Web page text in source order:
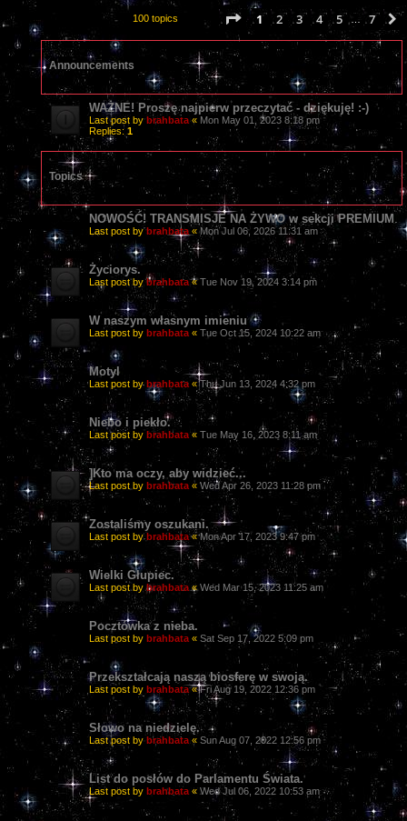
100 topics Page 1of7
1 2 3 4 5 7
Announcements
WAŻNE! Proszę najpierw przeczytać - dziękuję! :-)
Last post by brahbata« Mon May 01, 2023 8:18 pm
Replies: 1
Topics
NOWOŚĆ! TRANSMISJE NA ŻYWO w sekcji PREMIUM
Last post bybrahbata «Mon Jul 06, 2026 11:31 am
Życiorys.
Last post bybrahbata«Tue Nov 19, 2024 3:14 pm
W naszym własnym imieniu
Last post by brahbata « Tue Oct 15, 2024 10:22 am
Motyl
Last post bybrahbata «Thu Jun 13, 2024 4:32 pm
Niebo i piekło.
Last post by brahbata« Tue May 16, 2023 8:11 am
]Kto ma oczy, aby widzieć...
Last post by brahbata « Wed Apr 26, 2023 11:28 pm
Zostaliśmy oszukani.
Last post bybrahbata«Mon Apr 17, 2023 9:47 pm
Wielki Głupiec.
Last post bybrahbata «Wed Mar 15, 2023 11:25 am
Pocztówka z nieba.
Last post by brahbata « Sat Sep 17, 2022 5:09 pm
Przekształcają naszą biosferę w swoją.
Last post by brahbata«Fri Aug 19, 2022 12:36 pm
Słowo na niedzielę.
Last post by brahbata « Sun Aug 07, 2022 12:56 pm
List do posłów do Parlamentu Świata.
Last post by brahbata « Wed Jul 06, 2022 10:53 am